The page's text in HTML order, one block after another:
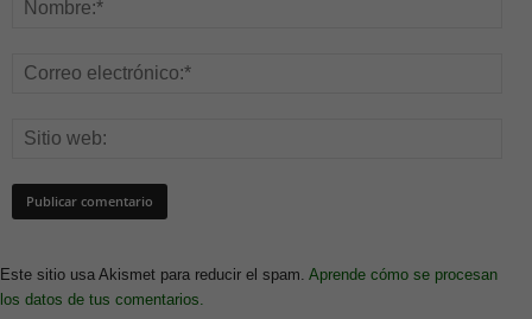
Este sitio usa Akismet para reducir el spam. Aprende cómo se procesan
los datos de tus comentarios.